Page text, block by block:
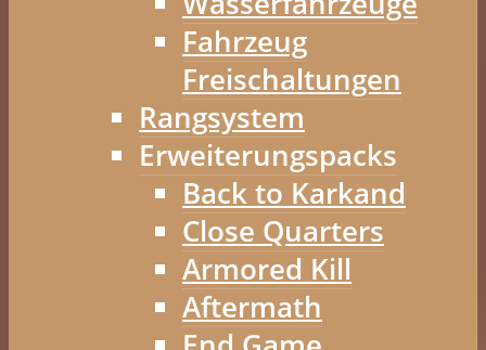
Fahrzeug
Freischaltungen
Rangsystem
Erweiterungspacks
Back to Karkand
Close Quarters
Armored Kill
Aftermath